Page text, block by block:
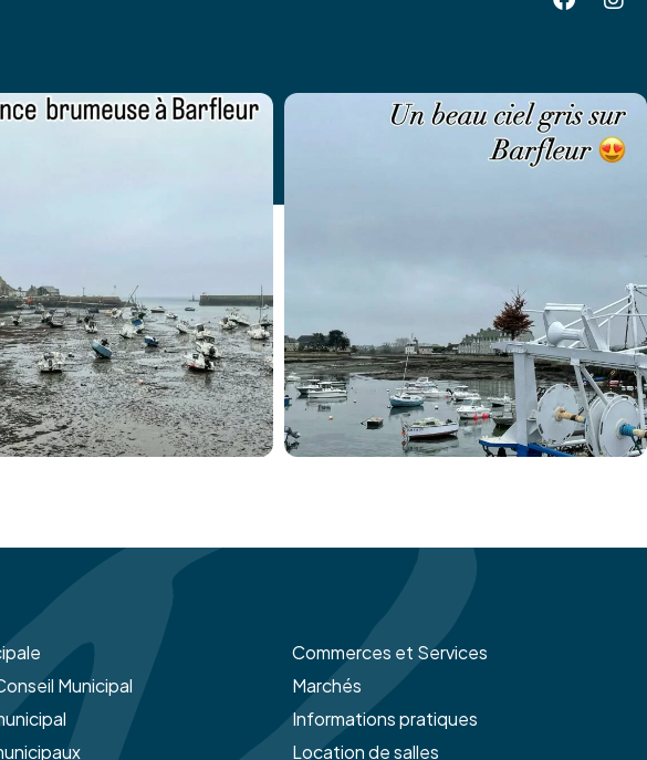
Municipal
Commerces et Services
Marchés
Informations pratiques
Location de salles